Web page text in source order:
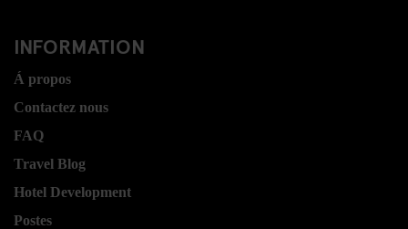
INFORMATION
Á propos
Contactez nous
FAQ
Travel Blog
Hotel Development
Postes